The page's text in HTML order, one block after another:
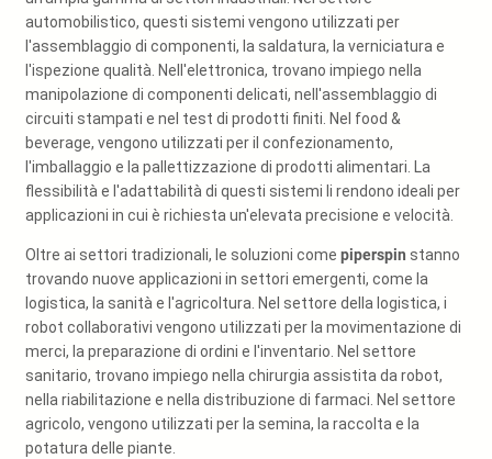
automobilistico, questi sistemi vengono utilizzati per
l'assemblaggio di componenti, la saldatura, la verniciatura e
l'ispezione qualità. Nell'elettronica, trovano impiego nella
manipolazione di componenti delicati, nell'assemblaggio di
circuiti stampati e nel test di prodotti finiti. Nel food &
beverage, vengono utilizzati per il confezionamento,
l'imballaggio e la pallettizzazione di prodotti alimentari. La
flessibilità e l'adattabilità di questi sistemi li rendono ideali per
applicazioni in cui è richiesta un'elevata precisione e velocità.
Oltre ai settori tradizionali, le soluzioni come piperspin stanno
trovando nuove applicazioni in settori emergenti, come la
logistica, la sanità e l'agricoltura. Nel settore della logistica, i
robot collaborativi vengono utilizzati per la movimentazione di
merci, la preparazione di ordini e l'inventario. Nel settore
sanitario, trovano impiego nella chirurgia assistita da robot,
nella riabilitazione e nella distribuzione di farmaci. Nel settore
agricolo, vengono utilizzati per la semina, la raccolta e la
potatura delle piante.